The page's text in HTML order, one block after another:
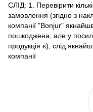
СЛІД: 1. Перевірити
замовлення (згідно з
компанії "Bonjur"
пошкоджена, але у
продукція є), слід
компанії